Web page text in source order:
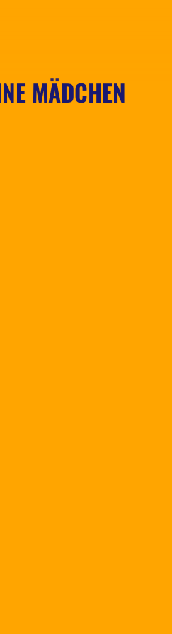
MÄDCHEN